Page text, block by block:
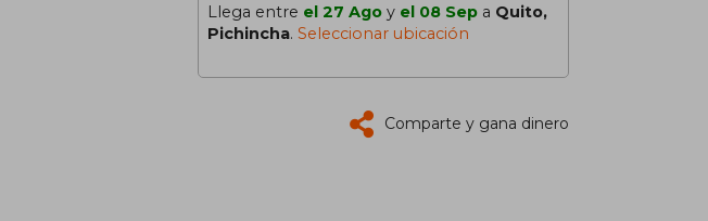
Llega entre el 27 Ago y el 08 Sep a Quito,
Pichincha. Seleccionar ubicación
Comparte y gana dinero